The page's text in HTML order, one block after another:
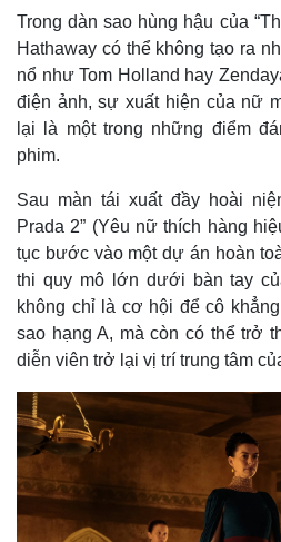
Trong dàn sao hùng hậu của
Hathaway có thể không tạo ra
nổ như Tom Holland hay
điện ảnh, sự xuất hiện của nữ
lại là một trong những điểm
phim.
Sau màn tái xuất đầy hoài
Prada 2” (Yêu nữ thích hàng
tục bước vào một dự án hoàn
thi quy mô lớn dưới bàn tay
không chỉ là cơ hội để cô
sao hạng A, mà còn có thể trở
diễn viên trở lại vị trí trung tâm